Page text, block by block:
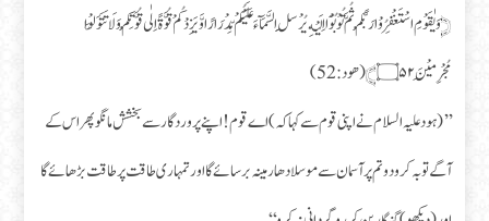
﴿ وَ یٰقَوْمِ اسْتَغْفِرُوْا رَبَّكُمْ ثُمَّ تُوْبُوْۤا اِلَیْهِ یُرْسِلِ السَّمَآءَ عَلَیْكُمْ مِّدْرَارًا وَّ یَزِدْكُمْ قُوَّةً اِلٰی قُوَّتِكُمْ وَ لَا تَتَوَلَّوْا
مُجْرِمِیْنَ۝۵۲﴾ (ھود:52)
’’(ہود علیہ السلام نے اپنی قوم سے کہا کہ) اے قوم! اپنے پروردگار سے بخشش مانگو پھر اس کے
آگے تو بہ کرو دو تم پر آسمان سے موسلا دھار مینہ برسائے گا اور تمہاری طاقت پر طاقت بڑھائے گا